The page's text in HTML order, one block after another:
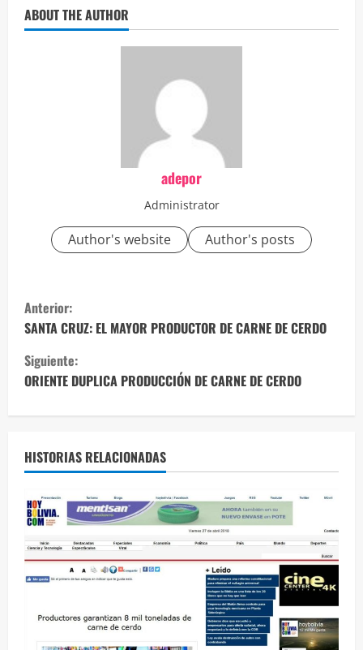
ABOUT THE AUTHOR
adepor
Administrator
Author's website Author's posts
S
i
g
l
e
y
e
Anterior:
SANTA CRUZ: EL MAYOR PRODUCTOR DE CARNE DE CERDO
Siguiente:
ORIENTE DUPLICA PRODUCCIÓN DE CARNE DE CERDO
HISTORIAS RELACIONADAS